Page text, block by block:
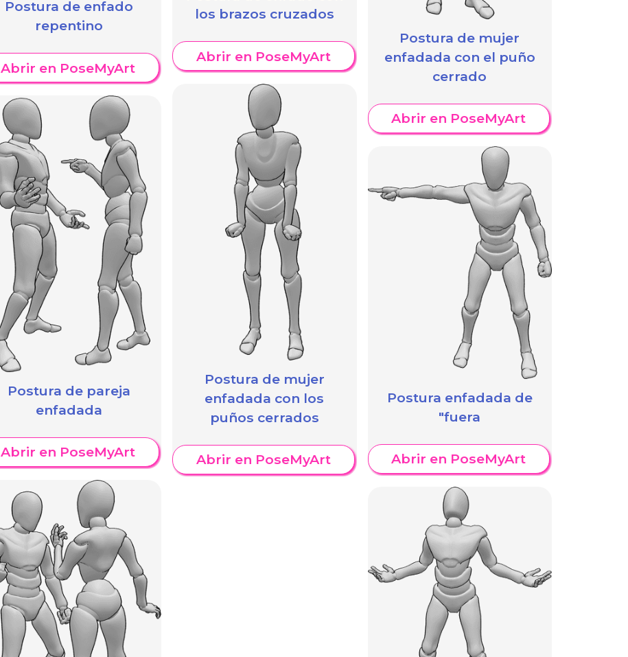
Postura de enfado
repentino
Abrir en PoseMyArt
Postura de pareja
enfadada
Abrir en PoseMyArt
los brazos cruzados
Abrir en PoseMyArt
Postura de mujer
enfadada con los
puños cerrados
Abrir en PoseMyArt
Postura de mujer
enfadada con el puño
cerrado
Abrir en PoseMyArt
Postura enfadada de
"fuera
Abrir en PoseMyArt